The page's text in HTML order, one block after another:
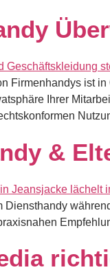
Firmenhandys ist
Ihrer
&
Diensthandy